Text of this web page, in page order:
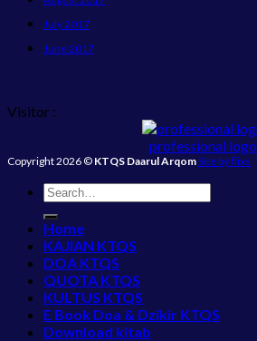
July 2017
June 2017
Visitor :
professional logo
Copyright 2026 © KTQS Daarul ArqomSite by flixs
Home
KAJIAN KTQS
DOA KTQS
QUOTA KTQS
KULTUS KTQS
E Book Doa & Dzikir KTQS
Download kitab